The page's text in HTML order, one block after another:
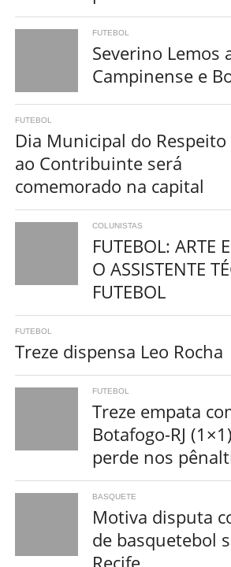
FUTEBOL
Severino Lemos
Campinense e
FUTEBOL
Dia Municipal do Respeito
ao Contribuinte será
comemorado na capital
COLUNISTAS
FUTEBOL: ARTE
O ASSISTENTE
FUTEBOL
FUTEBOL
Treze dispensa Leo Rocha
FUTEBOL
Treze empata
Botafogo-RJ
perde nos
BASQUETE
Motiva disputa
de basquetebol